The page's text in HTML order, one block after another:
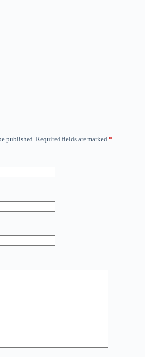
published. Required fields are marked *